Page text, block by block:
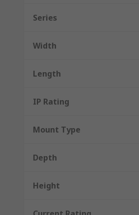
Series
Width
Length
IP Rating
Mount Type
Depth
Height